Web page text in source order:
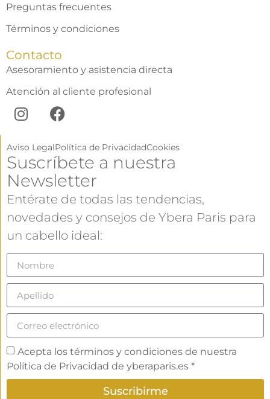
Preguntas frecuentes
Términos y condiciones
Contacto
Asesoramiento y asistencia directa
Atención al cliente profesional
Aviso LegalPolítica de PrivacidadCookies
Suscríbete a nuestra
Newsletter
Entérate de todas las tendencias,
novedades y consejos de Ybera Paris para
un cabello ideal:
Acepta los términos y condiciones de nuestra
Política de Privacidad de yberaparis.es *
Suscribirme